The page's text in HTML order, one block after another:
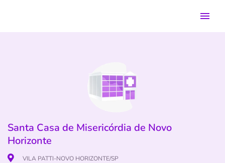
Santa Casa de Misericórdia de Novo
Horizonte
VILA PATTI-NOVO HORIZONTE/SP